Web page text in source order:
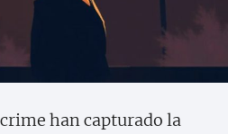
han capturado la